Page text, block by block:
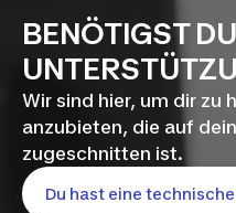
BENÖTIGST DU
Wir sind hier, um dir zu
anzubieten, die auf
zugeschnitten ist.
Du hast eine technische